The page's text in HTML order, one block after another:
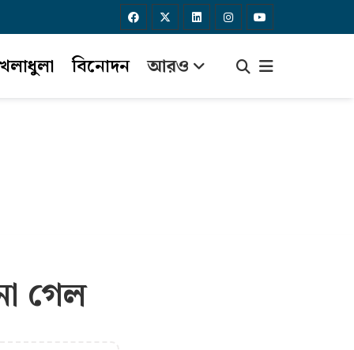
বিনোদন আরও
গেল